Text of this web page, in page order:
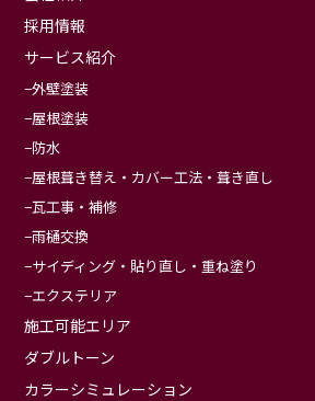
採用情報
サービス紹介
外壁塗装
屋根塗装
防水
屋根葺き替え・カバー工法・葺き直し
瓦工事・補修
雨樋交換
サイディング・貼り直し・重ね塗り
エクステリア
施工可能エリア
ダブルトーン
カラーシミュレーション